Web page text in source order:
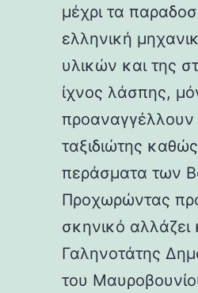
μέχρι τα
ελληνική
υλικών και της
ίχνος λάσπης,
προαναγγέλλουν
ταξιδιώτης
περάσματα των
Προχωρώντας
σκηνικό αλλάζει
Γαληνοτάτης
του